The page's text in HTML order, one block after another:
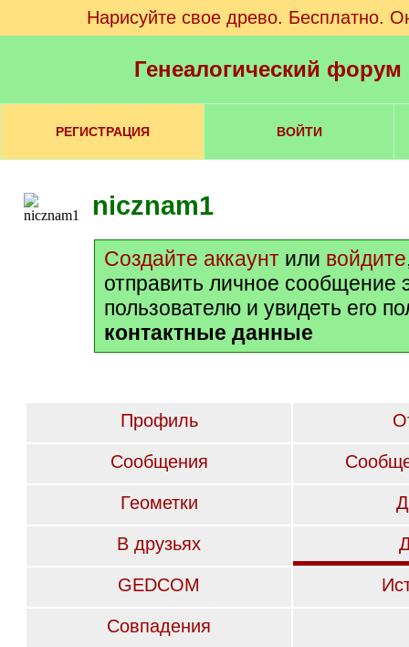
Нарисуйте свое древо. Бесплатно.
Генеалогический
РЕГИСТРАЦИЯ ВОЙТИ
nicznam1
Создайте аккаунт или войдите
отправить личное сообщение
пользователю и увидеть его
контактные данные
Профиль
Сообщения
Геометки
В друзьях
GEDCOM
Совпадения